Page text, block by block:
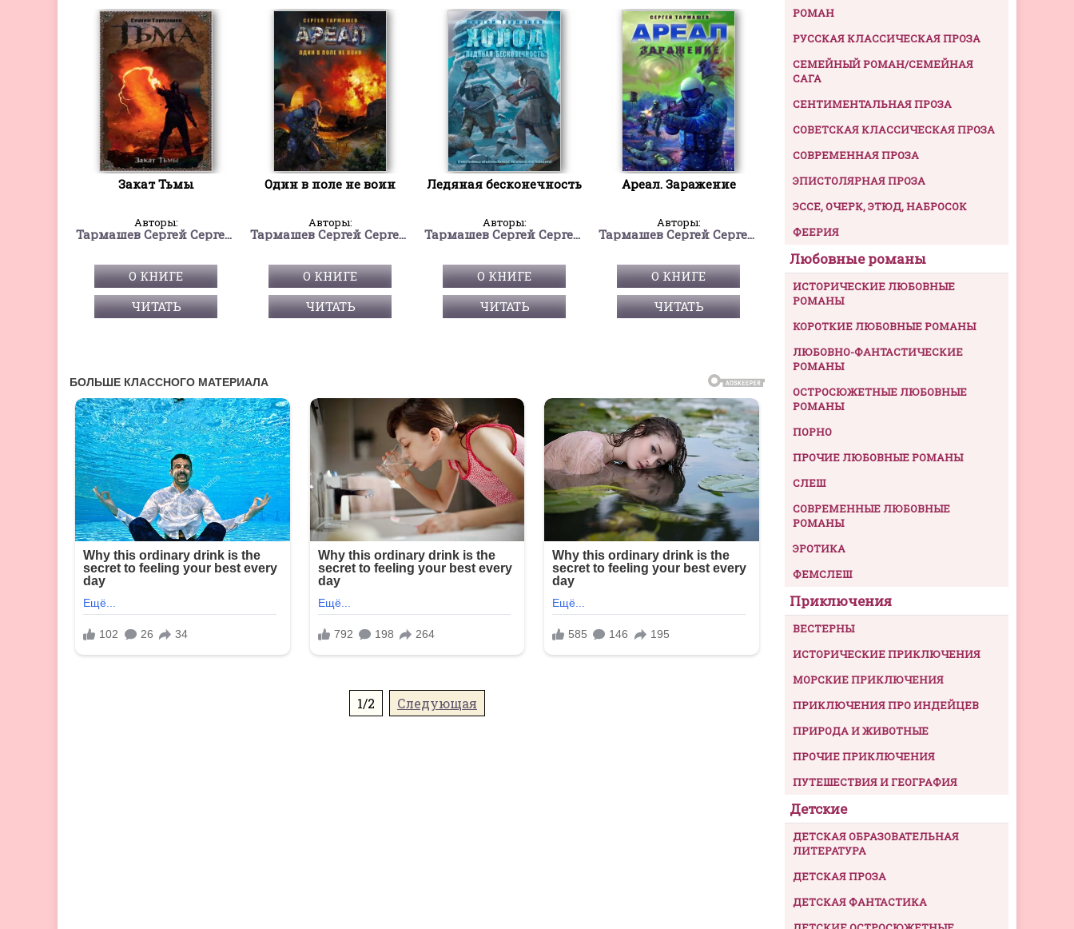
Закат Тьмы
Авторы:
Тармашев Сергей Сергеевич
О КНИГЕ
ЧИТАТЬ
Один в поле не воин
Авторы:
Тармашев Сергей Сергеевич
О КНИГЕ
ЧИТАТЬ
Ледяная бесконечность
Авторы:
Тармашев Сергей Сергеевич
О КНИГЕ
ЧИТАТЬ
Ареал. Заражение
Авторы:
Тармашев Сергей Сергеевич
О КНИГЕ
ЧИТАТЬ
1/2 Следующая
РОМАН
РУССКАЯ КЛАССИЧЕСКАЯ ПРОЗА
СЕМЕЙНЫЙ РОМАН/СЕМЕЙНАЯ
САГА
СЕНТИМЕНТАЛЬНАЯ ПРОЗА
СОВЕТСКАЯ КЛАССИЧЕСКАЯ ПРОЗА
СОВРЕМЕННАЯ ПРОЗА
ЭПИСТОЛЯРНАЯ ПРОЗА
ЭССЕ, ОЧЕРК, ЭТЮД, НАБРОСОК
ФЕЕРИЯ
Любовные романы
ИСТОРИЧЕСКИЕ ЛЮБОВНЫЕ
РОМАНЫ
КОРОТКИЕ ЛЮБОВНЫЕ РОМАНЫ
ЛЮБОВНО-ФАНТАСТИЧЕСКИЕ
РОМАНЫ
ОСТРОСЮЖЕТНЫЕ ЛЮБОВНЫЕ
РОМАНЫ
ПОРНО
ПРОЧИЕ ЛЮБОВНЫЕ РОМАНЫ
СЛЕШ
СОВРЕМЕННЫЕ ЛЮБОВНЫЕ
РОМАНЫ
ЭРОТИКА
ФЕМСЛЕШ
Приключения
ВЕСТЕРНЫ
ИСТОРИЧЕСКИЕ ПРИКЛЮЧЕНИЯ
МОРСКИЕ ПРИКЛЮЧЕНИЯ
ПРИКЛЮЧЕНИЯ ПРО ИНДЕЙЦЕВ
ПРИРОДА И ЖИВОТНЫЕ
ПРОЧИЕ ПРИКЛЮЧЕНИЯ
ПУТЕШЕСТВИЯ И ГЕОГРАФИЯ
Детские
ДЕТСКАЯ ОБРАЗОВАТЕЛЬНАЯ
ЛИТЕРАТУРА
ДЕТСКАЯ ПРОЗА
ДЕТСКАЯ ФАНТАСТИКА